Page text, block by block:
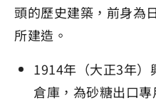
頭的歷史建築，前身為
所建造。
1914年（大正3年）
倉庫，為砂糖出口